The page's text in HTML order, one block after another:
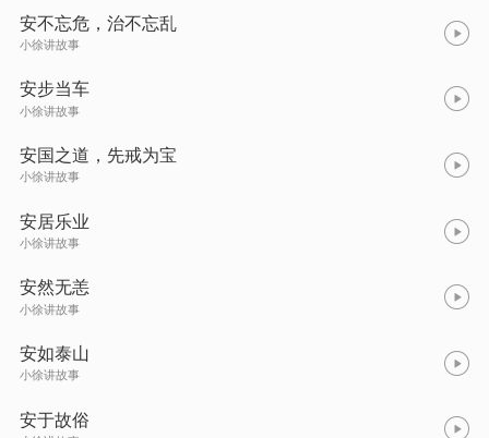
安不忘危，治不忘乱
小徐讲故事
安步当车
小徐讲故事
安国之道，先戒为宝
小徐讲故事
安居乐业
小徐讲故事
安然无恙
小徐讲故事
安如泰山
小徐讲故事
安于故俗